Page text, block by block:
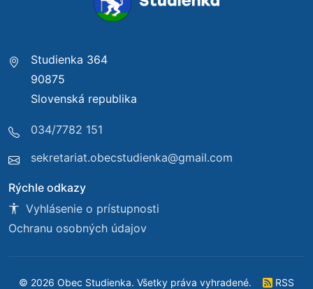
Studienka 364
90875
Slovenská republika
034/7782 151
sekretariat.obecstudienka@gmail.com
Rýchle odkazy
Vyhlásenie o prístupnosti
Ochranu osobných údajov
© 2026 Obec Studienka. Všetky práva vyhradené.
RSS